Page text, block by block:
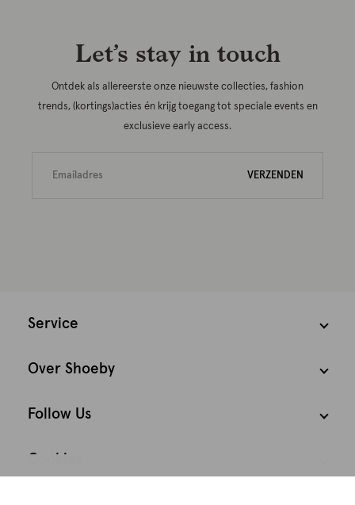
Let’s stay in touch
Ontdek als allereerste onze nieuwste collecties, fashion
trends, (kortings)acties én krijg toegang tot speciale events en
exclusieve early access.
VERZENDEN
Service
Over Shoeby
Follow Us